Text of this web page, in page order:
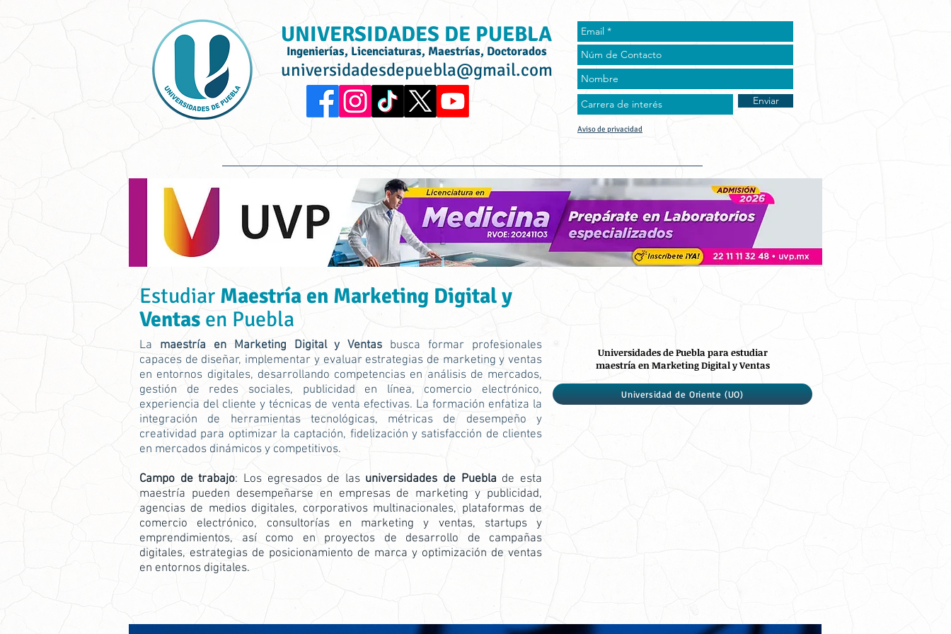
UNIVERSIDADES DE PUEBLA
Ingenierías, Licenciaturas, Maestrías, Doctorados
universidadesdepuebla@gmail.com
Enviar
Aviso de privacidad
Estudiar Maestría en Marketing Digital y
Ventas en Puebla
La maestría en Marketing Digital y Ventas busca formar profesionales
capaces de diseñar, implementar y evaluar estrategias de marketing y ventas
en entornos digitales, desarrollando competencias en análisis de mercados,
gestión de redes sociales, publicidad en línea, comercio electrónico,
experiencia del cliente y técnicas de venta efectivas. La formación enfatiza la
integración de herramientas tecnológicas, métricas de desempeño y
creatividad para optimizar la captación, fidelización y satisfacción de clientes
en mercados dinámicos y competitivos.
Campo de trabajo: Los egresados de las universidades de Puebla de esta
maestría pueden desempeñarse en empresas de marketing y publicidad,
agencias de medios digitales, corporativos multinacionales, plataformas de
comercio electrónico, consultorías en marketing y ventas, startups y
emprendimientos, así como en proyectos de desarrollo de campañas
digitales, estrategias de posicionamiento de marca y optimización de ventas
en entornos digitales.
Universidades de Puebla para estudiar
maestría en Marketing Digital y Ventas
Universidad de Oriente (UO)